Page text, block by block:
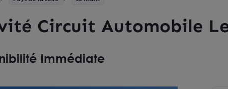
Circuit Automobile
Immédiate